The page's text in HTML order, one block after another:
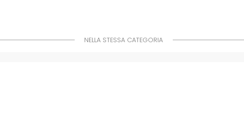
NELLA STESSA CATEGORIA